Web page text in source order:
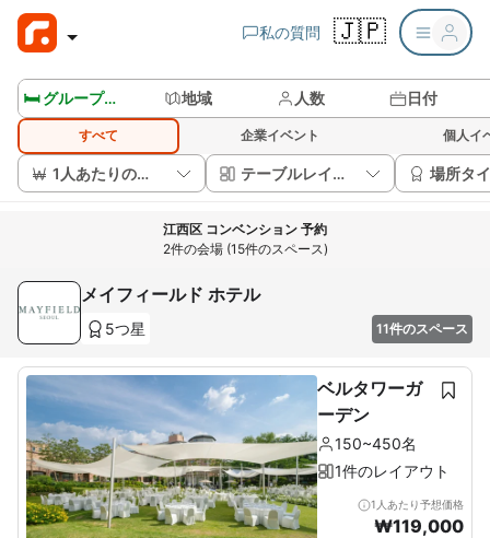
私の質問 🇯🇵
🛏️ グループルームを見る 地域 人数 日付
すべて 企業イベント 個人イ
1人あたりの価格 テーブルレイアウト 場所タ
江西区 コンベンション 予約
2件の会場 (15件のスペース)
メイフィールド ホテル
5つ星 11件のスペース
ベルタワーガ
ーデン
150~450名
1件のレイアウト
1人あたり予想価格
₩119,000